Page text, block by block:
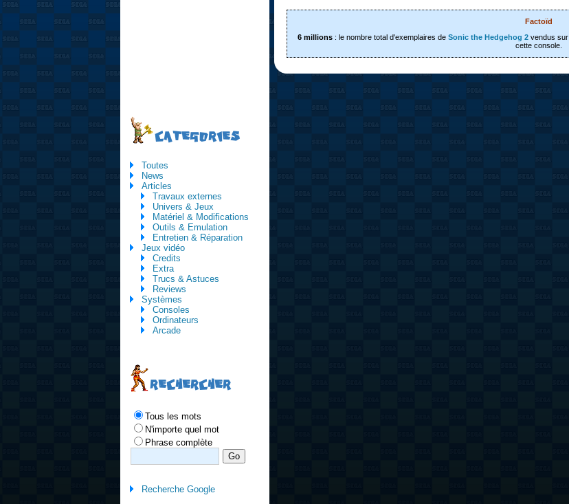
Factoïd
6 millions : le nombre total d'exemplaires de Sonic the Hedgehog 2 vendus sur
cette console.
CATEGORIES
Toutes
News
Articles
Travaux externes
Univers & Jeux
Matériel & Modifications
Outils & Emulation
Entretien & Réparation
Jeux vidéo
Credits
Extra
Trucs & Astuces
Reviews
Systèmes
Consoles
Ordinateurs
Arcade
RECHERCHER
Tous les mots
N'importe quel mot
Phrase complète
Recherche Google